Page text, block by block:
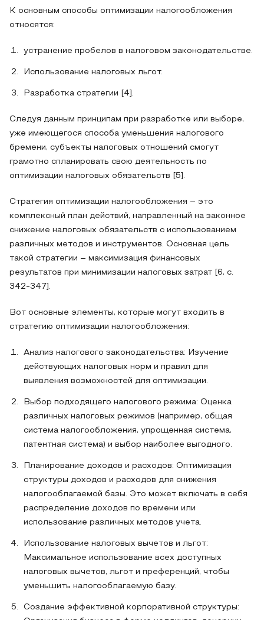
К основным способы оптимизации налогообложения
относятся:
устранение пробелов в налоговом законодательстве.
Использование налоговых льгот.
Разработка стратегии [4].
Следуя данным принципам при разработке или выборе,
уже имеющегося способа уменьшения налогового
бремени, субъекты налоговых отношений смогут
грамотно спланировать свою деятельность по
оптимизации налоговых обязательств [5].
Стратегия оптимизации налогообложения – это
комплексный план действий, направленный на законное
снижение налоговых обязательств с использованием
различных методов и инструментов. Основная цель
такой стратегии – максимизация финансовых
результатов при минимизации налоговых затрат [6, с.
342-347].
Вот основные элементы, которые могут входить в
стратегию оптимизации налогообложения:
Анализ налогового законодательства: Изучение
действующих налоговых норм и правил для
выявления возможностей для оптимизации.
Выбор подходящего налогового режима: Оценка
различных налоговых режимов (например, общая
система налогообложения, упрощенная система,
патентная система) и выбор наиболее выгодного.
Планирование доходов и расходов: Оптимизация
структуры доходов и расходов для снижения
налогооблагаемой базы. Это может включать в себя
распределение доходов по времени или
использование различных методов учета.
Использование налоговых вычетов и льгот:
Максимальное использование всех доступных
налоговых вычетов, льгот и преференций, чтобы
уменьшить налогооблагаемую базу.
Создание эффективной корпоративной структуры: